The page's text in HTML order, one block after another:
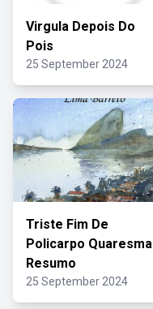
Virgula Depois Do
Pois
25 September 2024
Triste Fim De
Policarpo Quaresma
Resumo
25 September 2024